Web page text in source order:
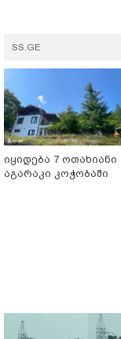
SS.GE
იყიდება 7 ოთახიანი
აგარაკი კოჭობაში